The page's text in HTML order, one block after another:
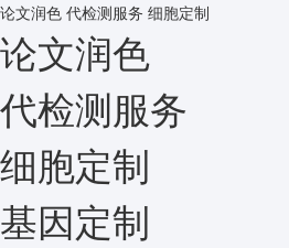
论文润色 代检测服务 细胞定制
论文润色
代检测服务
细胞定制
基因定制